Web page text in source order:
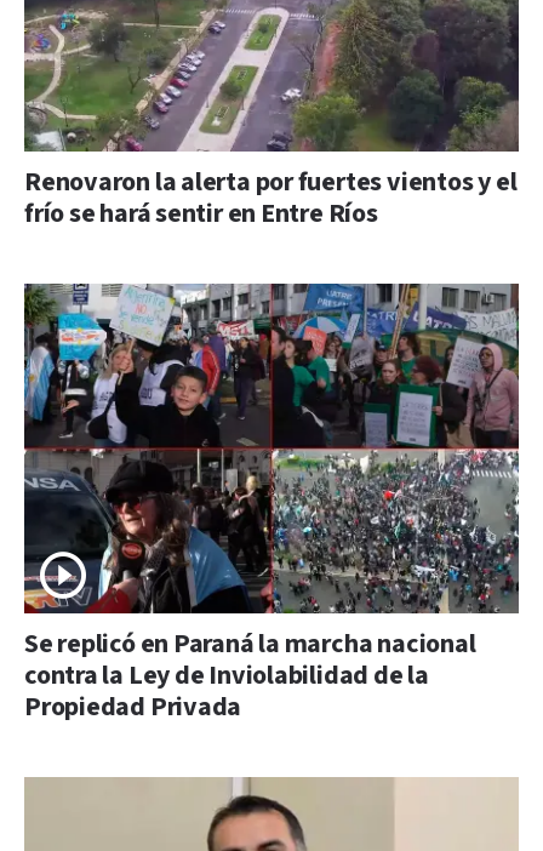
Renovaron la alerta por fuertes vientos y el
frío se hará sentir en Entre Ríos
Se replicó en Paraná la marcha nacional
contra la Ley de Inviolabilidad de la
Propiedad Privada